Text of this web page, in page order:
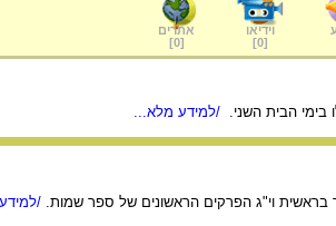
וידיאו
[
0
]
אתרים
[
0
]
בימי הבית השני. /למידע מלא...
בראשית וי"ג הפרקים הראשונים של ספר שמות. /